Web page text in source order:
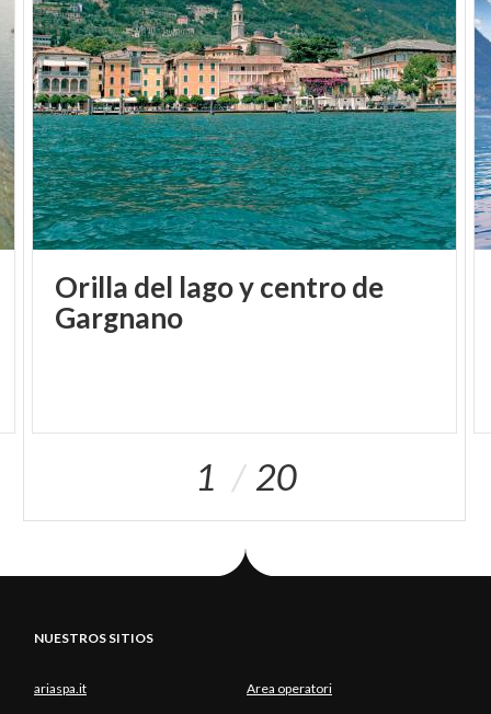
un sistema de anillo y piscina para surfear entre las
olas artificiales.
Orilla del lago y centro de
Gargnano
1 20
NUESTROS SITIOS
ariaspa.it Area operatori